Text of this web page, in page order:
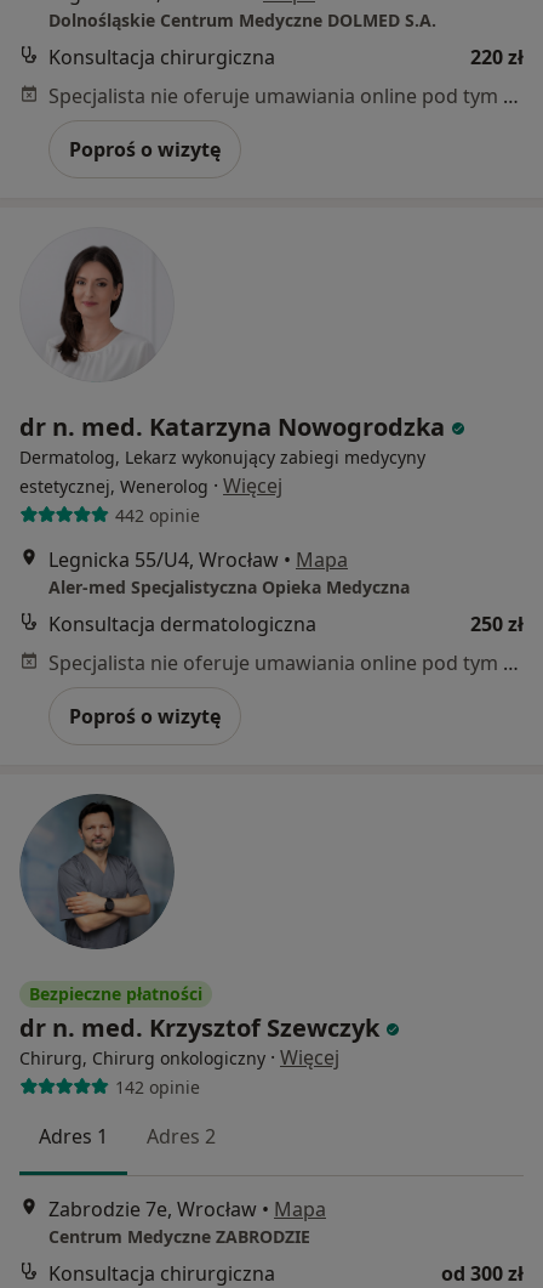
Dolnośląskie Centrum Medyczne DOLMED S.A.
Konsultacja chirurgiczna
220 zł
Specjalista nie oferuje umawiania online pod tym adresem.
Poproś o wizytę
dr n. med. Katarzyna Nowogrodzka
Dermatolog, Lekarz wykonujący zabiegi medycyny
estetycznej, Wenerolog · Więcej
442 opinie
Legnicka 55/U4, Wrocław • Mapa
Aler-med Specjalistyczna Opieka Medyczna
Konsultacja dermatologiczna
250 zł
Specjalista nie oferuje umawiania online pod tym adresem.
Poproś o wizytę
Bezpieczne płatności
dr n. med. Krzysztof Szewczyk
Chirurg, Chirurg onkologiczny · Więcej
142 opinie
Adres 1 Adres 2
Zabrodzie 7e, Wrocław • Mapa
Centrum Medyczne ZABRODZIE
Konsultacja chirurgiczna
od 300 zł